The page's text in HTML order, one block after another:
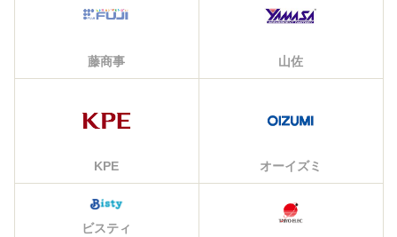
藤商事 山佐
KPE オーイズミ
ビスティ